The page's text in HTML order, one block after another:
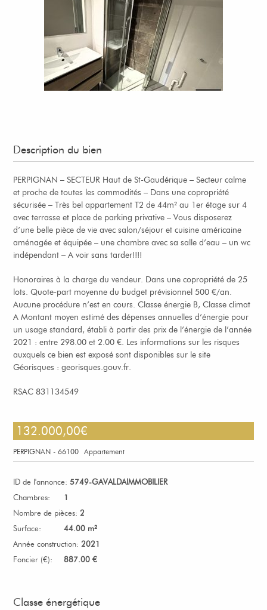
Description du bien
PERPIGNAN – SECTEUR Haut de St-Gaudérique – Secteur calme
et proche de toutes les commodités – Dans une copropriété
sécurisée – Très bel appartement T2 de 44m² au 1er étage sur 4
avec terrasse et place de parking privative – Vous disposerez
d’une belle pièce de vie avec salon/séjour et cuisine américaine
aménagée et équipée – une chambre avec sa salle d’eau – un wc
indépendant – A voir sans tarder!!!!
Honoraires à la charge du vendeur. Dans une copropriété de 25
lots. Quote-part moyenne du budget prévisionnel 500 €/an.
Aucune procédure n’est en cours. Classe énergie B, Classe climat
A Montant moyen estimé des dépenses annuelles d’énergie pour
un usage standard, établi à partir des prix de l’énergie de l’année
2021 : entre 298.00 et 2.00 €. Les informations sur les risques
auxquels ce bien est exposé sont disponibles sur le site
Géorisques : georisques.gouv.fr.
RSAC 831134549
132.000,00€
PERPIGNAN - 66100 Appartement
ID de l'annonce: 5749-GAVALDAIMMOBILIER
Chambres:
1
Nombre de pièces: 2
Surface:
44.00 m²
Année construction: 2021
Foncier (€):
887.00 €
Classe énergétique